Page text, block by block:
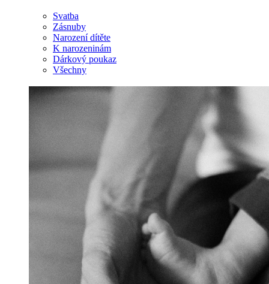
Svatba
Zásnuby
Narození dítěte
K narozeninám
Dárkový poukaz
Všechny